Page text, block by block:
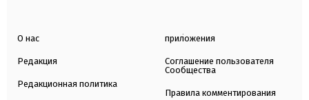
О нас
Редакция
Редакционная политика
приложения
Соглашение пользователя
Сообщества
Правила комментирования